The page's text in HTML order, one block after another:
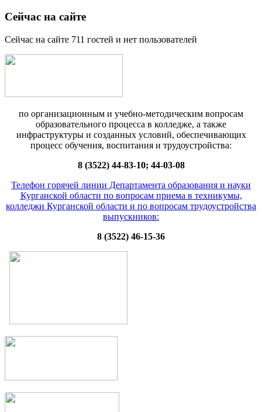
Сейчас на сайте
Сейчас на сайте 711 гостей и нет пользователей
по организационным и учебно-методическим вопросам
образовательного процесса в колледже, а также
инфраструктуры и созданных условий, обеспечивающих
процесс обучения, воспитания и трудоустройства:
8 (3522) 44-83-10; 44-03-08
Телефон горячей линии Департамента образования и науки
Курганской области по вопросам приема в техникумы,
колледжи Курганской области и по вопросам трудоустройства
выпускников:
8 (3522) 46-15-36